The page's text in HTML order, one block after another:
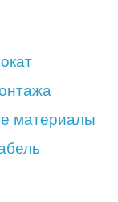
материалы